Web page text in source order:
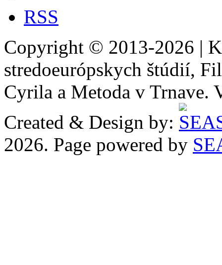
RSS
Copyright © 2013-2026 |
stredoeurópskych štúdií,
Cyrila a Metoda v Trnave.
Created & Design by:
2026. Page powered by